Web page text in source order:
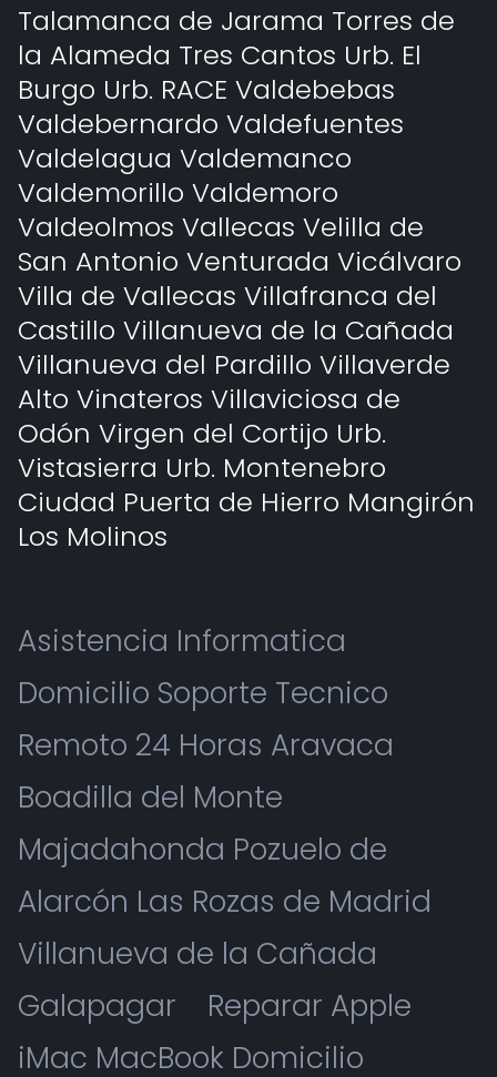
Talamanca de Jarama Torres de
la Alameda Tres Cantos Urb. El
Burgo Urb. RACE Valdebebas
Valdebernardo Valdefuentes
Valdelagua Valdemanco
Valdemorillo Valdemoro
Valdeolmos Vallecas Velilla de
San Antonio Venturada Vicálvaro
Villa de Vallecas Villafranca del
Castillo Villanueva de la Cañada
Villanueva del Pardillo Villaverde
Alto Vinateros Villaviciosa de
Odón Virgen del Cortijo Urb.
Vistasierra Urb. Montenebro
Ciudad Puerta de Hierro Mangirón
Los Molinos
Asistencia Informatica
Domicilio Soporte Tecnico
Remoto 24 Horas Aravaca
Boadilla del Monte
Majadahonda Pozuelo de
Alarcón Las Rozas de Madrid
Villanueva de la Cañada
Galapagar
Reparar Apple
iMac MacBook Domicilio